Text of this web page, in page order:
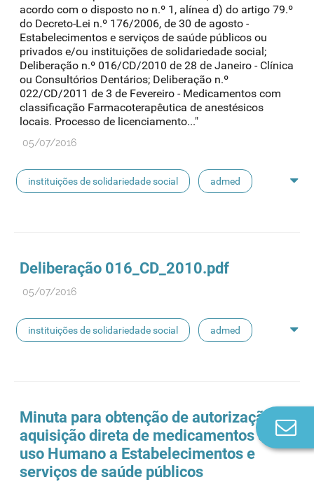
acordo com o disposto no n.º 1, alínea d) do artigo 79.º
do Decreto-Lei n.º 176/2006, de 30 de agosto -
Estabelecimentos e serviços de saúde públicos ou
privados e/ou instituições de solidariedade social;
Deliberação n.º 016/CD/2010 de 28 de Janeiro - Clínica
ou Consultórios Dentários; Deliberação n.º
022/CD/2011 de 3 de Fevereiro - Medicamentos com
classificação Farmacoterapêutica de anestésicos
locais. Processo de licenciamento..."
05/07/2016
instituições de solidariedade social admed
Deliberação 016_CD_2010.pdf
05/07/2016
instituições de solidariedade social admed
Minuta para obtenção de autorização de
aquisição direta de medicamentos de
uso Humano a Estabelecimentos e
serviços de saúde públicos